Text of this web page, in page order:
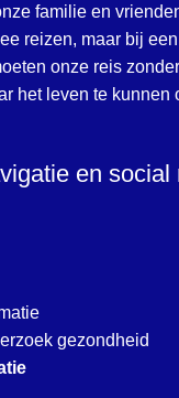
familie en
reizen, maar bij
onze reis
het leven te kunnen
en social
gezondheid